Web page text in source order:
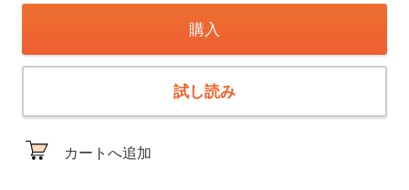
購入
試し読み
カートへ追加